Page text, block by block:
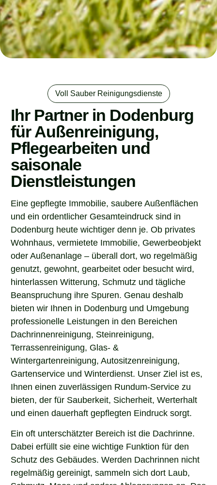
Voll Sauber Reinigungsdienste
Ihr Partner in Dodenburg
für Außenreinigung,
Pflegearbeiten und
saisonale
Dienstleistungen
Eine gepflegte Immobilie, saubere Außenflächen
und ein ordentlicher Gesamteindruck sind in
Dodenburg heute wichtiger denn je. Ob privates
Wohnhaus, vermietete Immobilie, Gewerbeobjekt
oder Außenanlage – überall dort, wo regelmäßig
genutzt, gewohnt, gearbeitet oder besucht wird,
hinterlassen Witterung, Schmutz und tägliche
Beanspruchung ihre Spuren. Genau deshalb
bieten wir Ihnen in Dodenburg und Umgebung
professionelle Leistungen in den Bereichen
Dachrinnenreinigung, Steinreinigung,
Terrassenreinigung, Glas- &
Wintergartenreinigung, Autositzenreinigung,
Gartenservice und Winterdienst. Unser Ziel ist es,
Ihnen einen zuverlässigen Rundum-Service zu
bieten, der für Sauberkeit, Sicherheit, Werterhalt
und einen dauerhaft gepflegten Eindruck sorgt.
Ein oft unterschätzter Bereich ist die Dachrinne.
Dabei erfüllt sie eine wichtige Funktion für den
Schutz des Gebäudes. Werden Dachrinnen nicht
regelmäßig gereinigt, sammeln sich dort Laub,